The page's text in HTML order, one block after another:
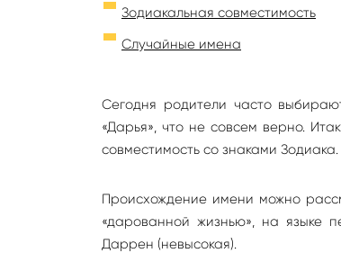
Зодиакальная совместимость
Случайные имена
Сегодня родители часто
«Дарья», что не совсем верно.
совместимость со знаками Зодиака.
Происхождение имени можно
«дарованной жизнью», на языке
Даррен (невысокая).